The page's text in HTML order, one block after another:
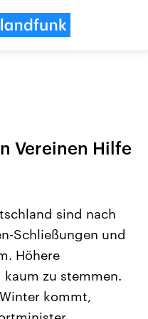
USA
Aktuelle Beiträge,
Hintergründe
Wirtschaftlich und
gehören die Vereinigten
den mächtigsten Ländern
mit großem Einfluss auf
Vereinen Hilfe
sind nach
Schließungen und
Höhere
zu stemmen.
kommt,